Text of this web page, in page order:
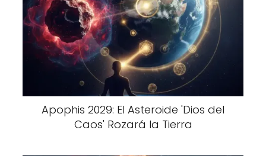
Apophis 2029: El Asteroide 'Dios del
Caos' Rozará la Tierra